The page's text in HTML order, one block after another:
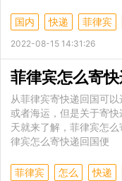
国内 快递 菲律宾
2022-08-15 14:31:26
从菲律宾寄快递回国可
或者海运，但是关于寄
天就来了解，菲律宾怎
律宾怎么寄快递回国便
菲律宾 怎么 快递